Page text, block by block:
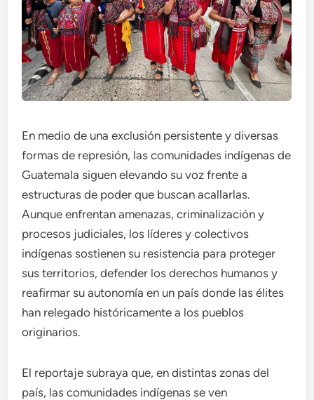
En medio de una exclusión persistente y diversas
formas de represión, las comunidades indígenas de
Guatemala siguen elevando su voz frente a
estructuras de poder que buscan acallarlas.
Aunque enfrentan amenazas, criminalización y
procesos judiciales, los líderes y colectivos
indígenas sostienen su resistencia para proteger
sus territorios, defender los derechos humanos y
reafirmar su autonomía en un país donde las élites
han relegado históricamente a los pueblos
originarios.
El reportaje subraya que, en distintas zonas del
país, las comunidades indígenas se ven